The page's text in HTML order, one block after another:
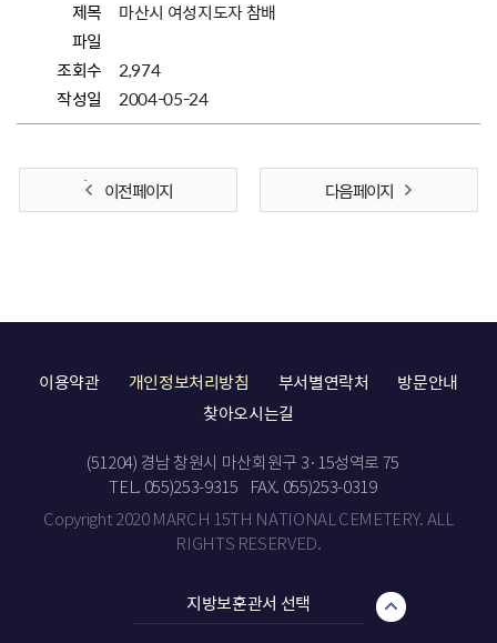
제목
마산시 여성지도자 참배
파일
조회수
2,974
작성일
2004-05-24
이전 페이지 다음 페이지
이용약관 개인정보처리방침 부서별연락처
방문안내
찾아오시는길
(51204) 경남 창원시 마산회원구 3·15성역로 75
TEL. 055)253-9315
FAX. 055)253-0319
Copyright 2020 MARCH 15TH NATIONAL CEMETERY. ALL
RIGHTS RESERVED.
지방보훈관서 선택